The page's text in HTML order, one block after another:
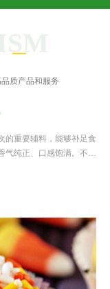
质产品和服务
的重要辅料，能够补足食
气纯正、口感饱满。不同
。很多制作......